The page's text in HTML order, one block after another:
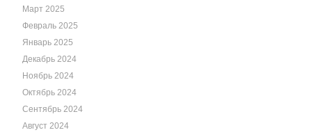
Март 2025
Февраль 2025
Январь 2025
Декабрь 2024
Ноябрь 2024
Октябрь 2024
Сентябрь 2024
Август 2024